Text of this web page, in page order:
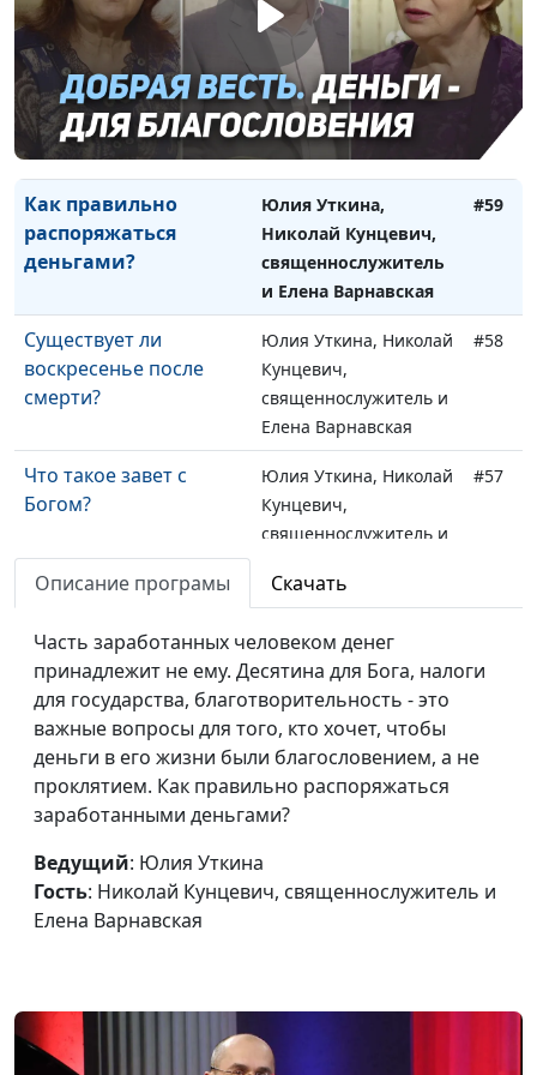
света?
Елена Варнавская
Какие признаки
последних времен?
Юлия Уткина, Николай
Кунцевич,
священнослужитель и
Елена Варнавская
#60
Как правильно
распоряжаться
деньгами?
Юлия Уткина,
Николай Кунцевич,
священнослужитель
и Елена Варнавская
#59
Существует ли
воскресенье после
смерти?
Юлия Уткина, Николай
Кунцевич,
священнослужитель и
Елена Варнавская
#58
Что такое завет с
Богом?
Юлия Уткина, Николай
Кунцевич,
священнослужитель и
#57
причиной ненависти к
Иисусу Христу?
Юлия Уткина, Николай
Кунцевич,
священнослужитель и
Елена Варнавская
#56
Какой грех Бог не
прощает?
Юлия Уткина, Николай
священнослужитель и
Как нам быть при
встрече с Богом?
Как не потерять
жизнь?
Юлия Уткина, Николай
Кунцевич,
#53
Описание програмы Скачать
Часть заработанных человеком денег
принадлежит не ему. Десятина для Бога, налоги
для государства, благотворительность - это
важные вопросы для того, кто хочет, чтобы
деньги в его жизни были благословением, а не
проклятием. Как правильно распоряжаться
заработанными деньгами?
Ведущий: Юлия Уткина
Гость: Николай Кунцевич, священнослужитель и
Елена Варнавская